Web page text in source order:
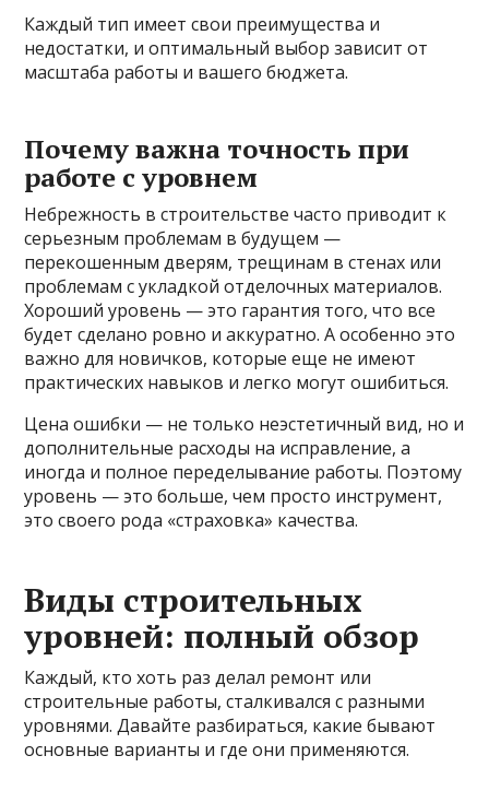
Каждый тип имеет свои преимущества и
недостатки, и оптимальный выбор зависит от
масштаба работы и вашего бюджета.
Почему важна точность при
работе с уровнем
Небрежность в строительстве часто приводит к
серьезным проблемам в будущем —
перекошенным дверям, трещинам в стенах или
проблемам с укладкой отделочных материалов.
Хороший уровень — это гарантия того, что все
будет сделано ровно и аккуратно. А особенно это
важно для новичков, которые еще не имеют
практических навыков и легко могут ошибиться.
Цена ошибки — не только неэстетичный вид, но и
дополнительные расходы на исправление, а
иногда и полное переделывание работы. Поэтому
уровень — это больше, чем просто инструмент,
это своего рода «страховка» качества.
Виды строительных
уровней: полный обзор
Каждый, кто хоть раз делал ремонт или
строительные работы, сталкивался с разными
уровнями. Давайте разбираться, какие бывают
основные варианты и где они применяются.